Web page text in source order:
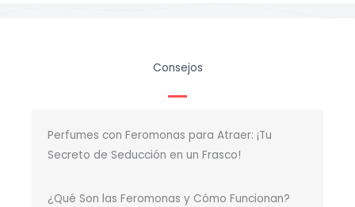
Consejos
Perfumes con Feromonas para Atraer: ¡Tu
Secreto de Seducción en un Frasco!
¿Qué Son las Feromonas y Cómo Funcionan?